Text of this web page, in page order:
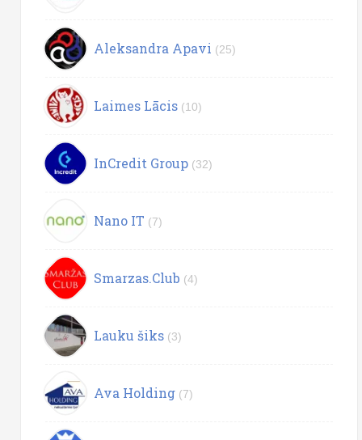
Aleksandra Apavi (25)
Laimes Lācis (10)
InCredit Group (32)
Nano IT (7)
Smarzas.Club (4)
Lauku šiks (3)
Ava Holding (7)